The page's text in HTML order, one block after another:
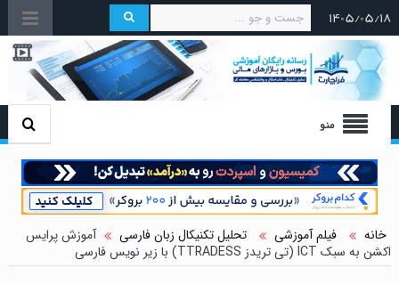
۱۴۰۵/۰۵/۱۸
منو
خانه فیلم آموزشی تحلیل تکنیکال زبان فارسی
آموزش پرایس
اکشن به سبک ICT (تی تریدز TTRADESS) با زیر نویس فارسی